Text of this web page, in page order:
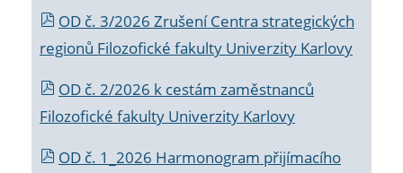
OD č. 3/2026 Zrušení Centra strategických
regionů Filozofické fakulty Univerzity Karlovy
OD č. 2/2026 k cestám zaměstnanců
Filozofické fakulty Univerzity Karlovy
OD č. 1_2026 Harmonogram přijímacího